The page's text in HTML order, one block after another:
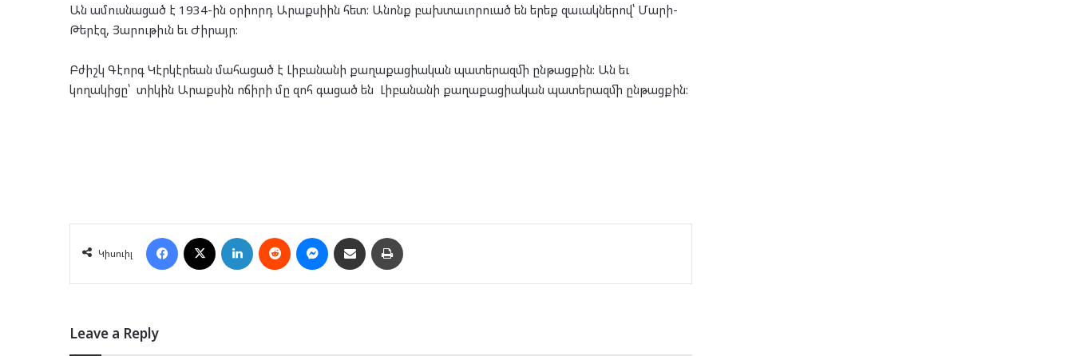
Ան ամուսնացած է 1934-ին օրիորդ Արաքսիին հետ: Անոնք բախտաւորուած են երեք զաւակներով՝ Մարի-
Թերէզ, Յարութիւն եւ Ժիրայր:
Բժիշկ Գէորգ Կէրկէրեան մահացած է Լիբանանի քաղաքացիական պատերազմի ընթացքին: Ան եւ
կողակիցը՝ տիկին Արաքսին ոճիրի մը զոհ գացած են Լիբանանի քաղաքացիական պատերազմի ընթացքին:
Կիսուիլ
Facebook LinkedIn Reddit MessengerՈւղարկել նամակ
Leave a Reply